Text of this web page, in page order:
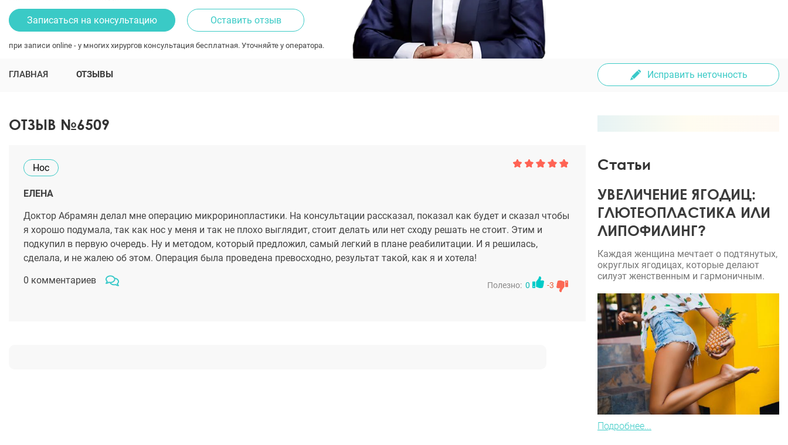
Записаться на консультацию Оставить отзыв
при записи online - у многих хирургов консультация бесплатная. Уточняйте у оператора.
ГЛАВНАЯ ОТЗЫВЫ Исправить неточность
ОТЗЫВ №6509
Нос
ЕЛЕНА
Доктор Абрамян делал мне операцию микроринопластики. На консультации рассказал, показал как будет и сказал чтобы
я хорошо подумала, так как нос у меня и так не плохо выглядит, стоит делать или нет сходу решать не стоит. Этим и
подкупил в первую очередь. Ну и методом, который предложил, самый легкий в плане реабилитации. И я решилась,
сделала, и не жалею об этом. Операция была проведена превосходно, результат такой, как я и хотела!
0 комментариев
Полезно: 0 -3
Статьи
УВЕЛИЧЕНИЕ ЯГОДИЦ:
ГЛЮТЕОПЛАСТИКА ИЛИ
ЛИПОФИЛИНГ?
Каждая женщина мечтает о подтянутых,
округлых ягодицах, которые делают
силуэт женственным и гармоничным.
Подробнее...